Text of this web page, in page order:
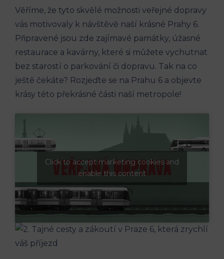
Věříme, že tyto skvělé možnosti veřejné dopravy
vás motivovaly k návštěvě naší krásné Prahy 6.‍
Připravené​ jsou zde zajímavé památky, úžasné
⁤restaurace a ⁣kavárny, které si můžete‍ vychutnat
bez starostí o parkování⁣ či‌ dopravu. Tak na co
‌ještě čekáte? Rozjeďte se na Prahu 6 a objevte
krásy této⁤ překrásné ⁣části naší metropole!
Click to accept marketing cookies and
enable this content